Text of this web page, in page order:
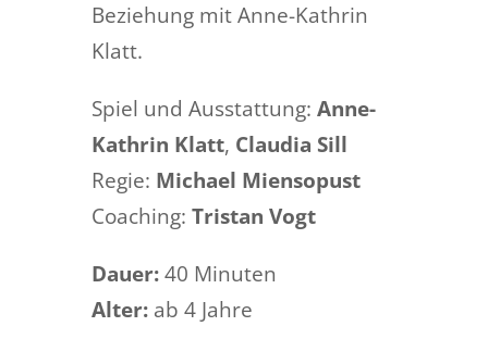
Beziehung mit Anne-Kathrin
Klatt.
Spiel und Ausstattung: Anne-
Kathrin Klatt, Claudia Sill
Regie: Michael Miensopust
Coaching: Tristan Vogt
Dauer: 40 Minuten
Alter: ab 4 Jahre